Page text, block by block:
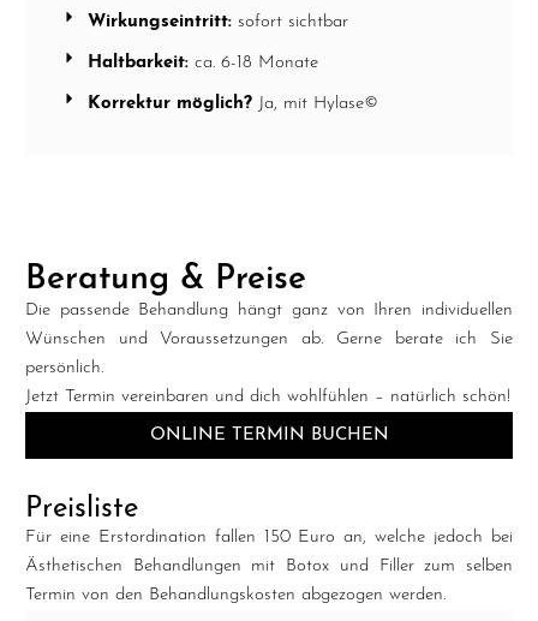
Wirkungseintritt: sofort sichtbar
Haltbarkeit:ca. 6-18 Monate
Korrektur möglich? Ja, mit Hylase©
Beratung & Preise
Die passende Behandlung hängt ganz von Ihren individuellen
Wünschen und Voraussetzungen ab. Gerne berate ich Sie
persönlich.
Jetzt Termin vereinbaren und dich wohlfühlen – natürlich schön!
ONLINE TERMIN BUCHEN
Preisliste
Für eine Erstordination fallen 150 Euro an, welche jedoch bei
Ästhetischen Behandlungen mit Botox und Filler zum selben
Termin von den Behandlungskosten abgezogen werden.